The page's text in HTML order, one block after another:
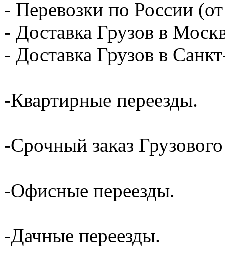
- Перевозки по России
- Доставка Грузов в
- Доставка Грузов в
-Квартирные переезды.
-Срочный заказ
-Офисные переезды.
-Дачные переезды.